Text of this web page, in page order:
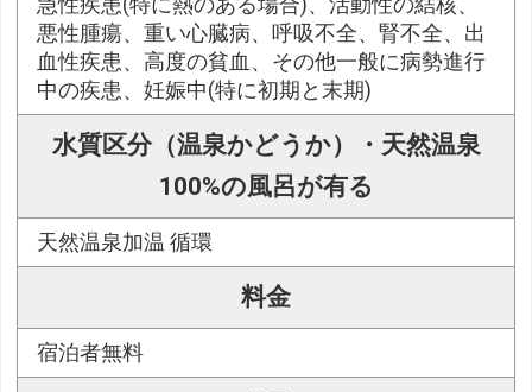
急性疾患(特に熱のある場合)、活動性の結核、
悪性腫瘍、重い心臓病、呼吸不全、腎不全、出
血性疾患、高度の貧血、その他一般に病勢進行
中の疾患、妊娠中(特に初期と末期)
水質区分（温泉かどうか）・天然温泉
100%の風呂が有る
天然温泉加温 循環
料金
宿泊者無料